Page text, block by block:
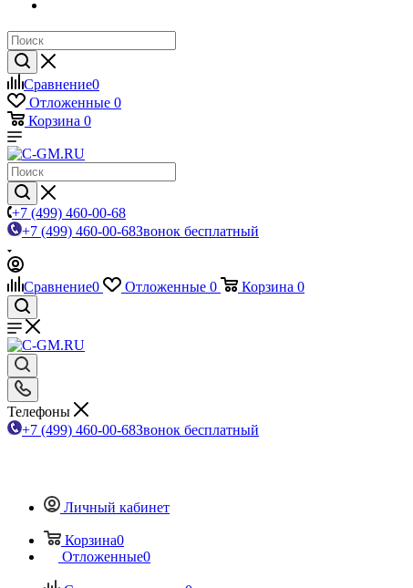
Сравнение0
Отложенные 0
Корзина 0
+7 (499) 460-00-68
+7 (499) 460-00-68Звонок бесплатный
Сравнение0 Отложенные 0 Корзина 0
Телефоны
+7 (499) 460-00-68Звонок бесплатный
Личный кабинет
Корзина0
Отложенные0